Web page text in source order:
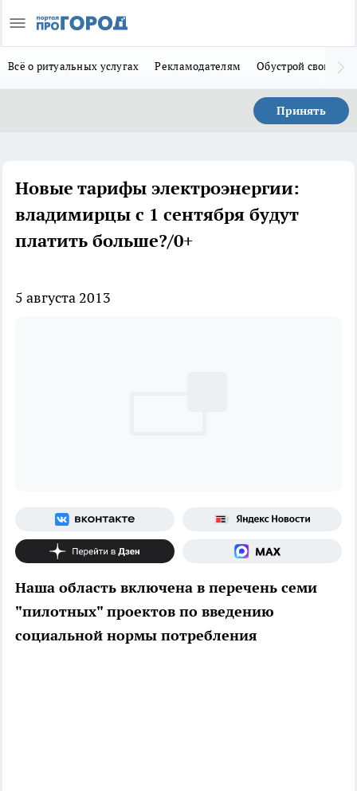
Всё о ритуальных услугах Рекламодателям Обустрой свой дом
Принять
Новые тарифы электроэнергии:
владимирцы с 1 сентября будут
платить больше?/0+
5 августа 2013
Наша область включена в перечень семи
"пилотных" проектов по введению
социальной нормы потребления